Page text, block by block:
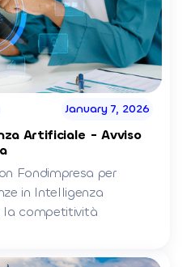
January 7, 2026
Artificiale - Avviso
Fondimpresa per
in Intelligenza
la competitività